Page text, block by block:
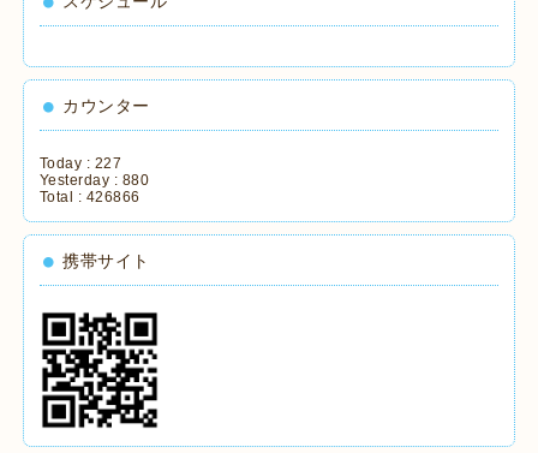
カウンター
Today : 227
Yesterday : 880
Total : 426866
携帯サイト